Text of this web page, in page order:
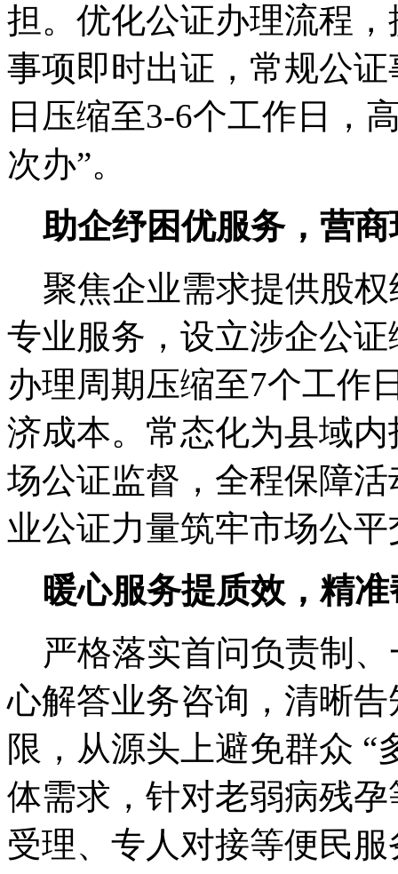
担。优化公证办理流程
事项即时出证，常规公
日压缩至3-6个工作日，
次办”。
助企纾困优服务，营
聚焦企业需求提供股权
专业服务，设立涉企公
办理周期压缩至7个工作
济成本。常态化为县域
场公证监督，全程保障
业公证力量筑牢市场公
暖心服务提质效，精
严格落实首问负责制、
心解答业务咨询，清晰
限，从源头上避免群众 “
体需求，针对老弱病残
受理、专人对接等便民